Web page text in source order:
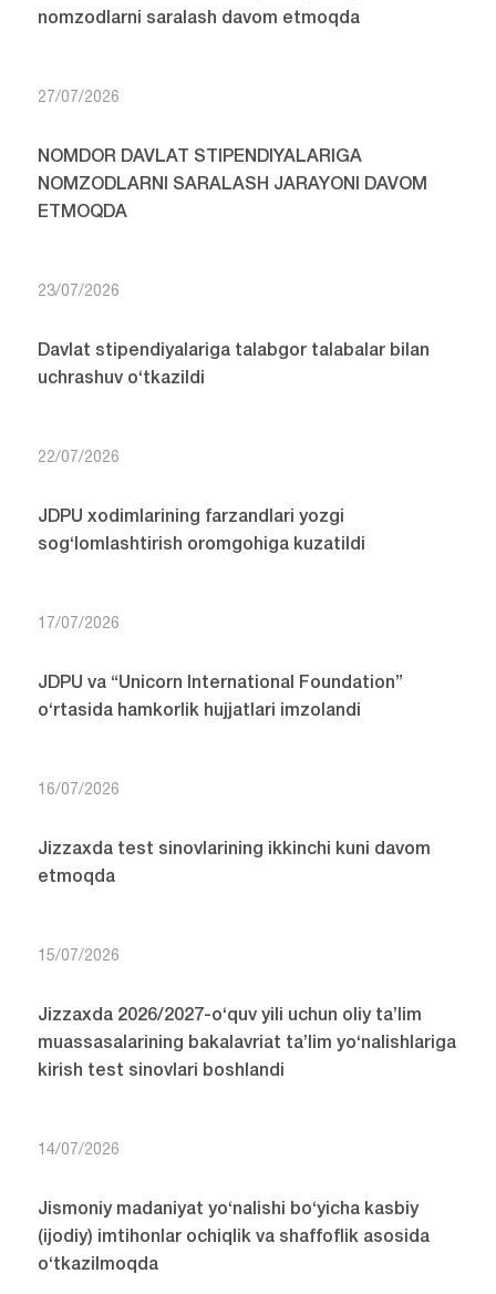
nomzodlarni saralash davom etmoqda
27/07/2026
NOMDOR DAVLAT STIPENDIYALARIGA
NOMZODLARNI SARALASH JARAYONI DAVOM
ETMOQDA
23/07/2026
Davlat stipendiyalariga talabgor talabalar bilan
uchrashuv o‘tkazildi
22/07/2026
JDPU xodimlarining farzandlari yozgi
sog‘lomlashtirish oromgohiga kuzatildi
17/07/2026
JDPU va “Unicorn International Foundation”
o‘rtasida hamkorlik hujjatlari imzolandi
16/07/2026
Jizzaxda test sinovlarining ikkinchi kuni davom
etmoqda
15/07/2026
Jizzaxda 2026/2027-o‘quv yili uchun oliy ta’lim
muassasalarining bakalavriat ta’lim yo‘nalishlariga
kirish test sinovlari boshlandi
14/07/2026
Jismoniy madaniyat yo‘nalishi bo‘yicha kasbiy
(ijodiy) imtihonlar ochiqlik va shaffoflik asosida
o‘tkazilmoqda